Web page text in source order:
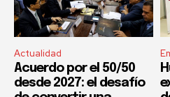
Actualidad
Acuerdo por el 50/50
desde 2027: el desafío